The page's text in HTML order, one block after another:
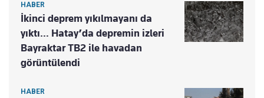
HABER
İkinci deprem yıkılmayanı da
yıktı… Hatay’da depremin izleri
Bayraktar TB2 ile havadan
görüntülendi
HABER